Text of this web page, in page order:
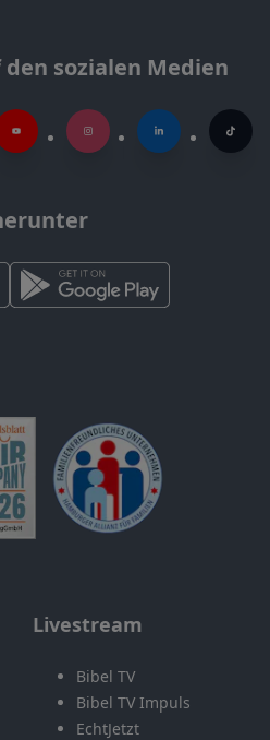
den sozialen Medien
Livestream
Bibel TV
Bibel TV Impuls
EchtJetzt